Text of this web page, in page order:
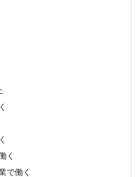
く
で働く